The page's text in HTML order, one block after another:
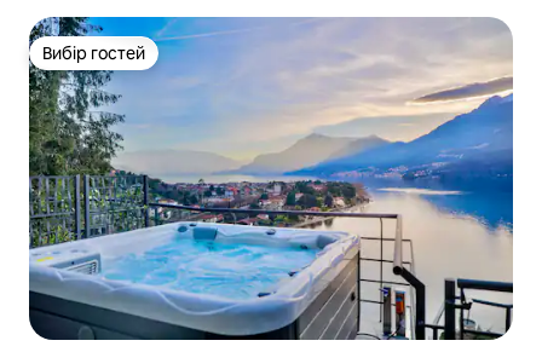
Вибір гостей
Вибір гостей